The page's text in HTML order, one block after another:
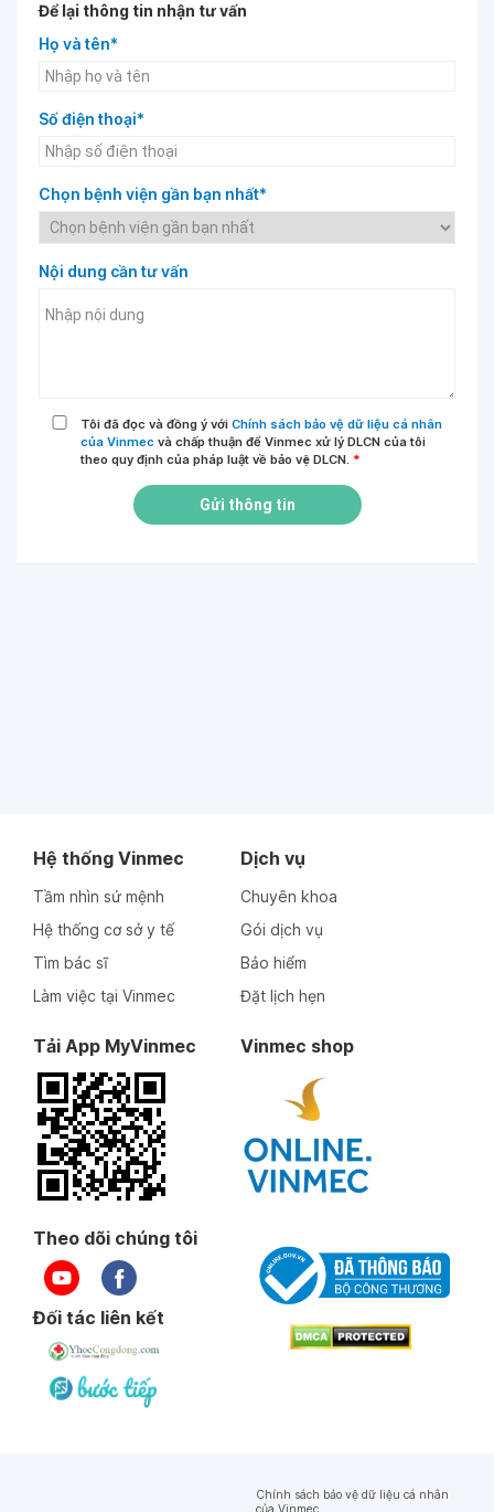
Để lại thông tin nhận tư vấn
Họ và tên*
Số điện thoại*
Chọn bệnh viện gần bạn nhất*
Nội dung cần tư vấn
Tôi đã đọc và đồng ý với Chính sách bảo vệ dữ liệu cá nhân
của Vinmec và chấp thuận để Vinmec xử lý DLCN của tôi
theo quy định của pháp luật về bảo vệ DLCN. *
Gửi thông tin
Hệ thống Vinmec
Tầm nhìn sứ mệnh
Hệ thống cơ sở y tế
Tìm bác sĩ
Làm việc tại Vinmec
Dịch vụ
Chuyên khoa
Gói dịch vụ
Bảo hiểm
Đặt lịch hẹn
Tải App MyVinmec Vinmec shop
Theo dõi chúng tôi
Đối tác liên kết
Chính sách bảo vệ dữ liệu cá nhân
của Vinmec